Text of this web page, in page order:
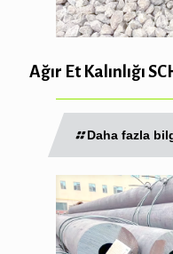
Ağır Et Kalınlığı
Daha fazla